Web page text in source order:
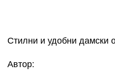
Стилни и удобни дамски
Автор: